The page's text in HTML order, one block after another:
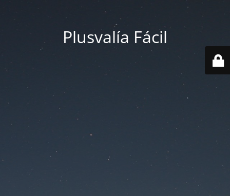
Plusvalía Fácil